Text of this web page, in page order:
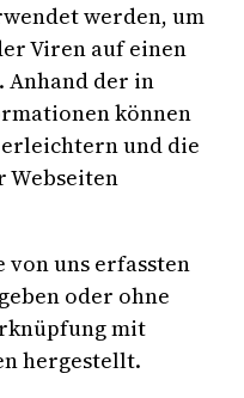
werden, um
Viren auf einen
Anhand der in
können
und die
Webseiten
von uns erfassten
oder ohne
mit
hergestellt.